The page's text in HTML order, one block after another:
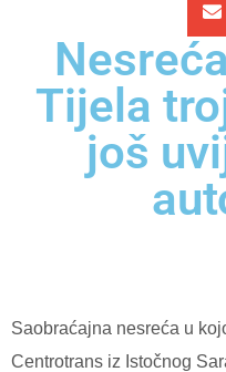
Tijela
još
Saobraćajna nesreća u
Centrotrans iz Istočnog